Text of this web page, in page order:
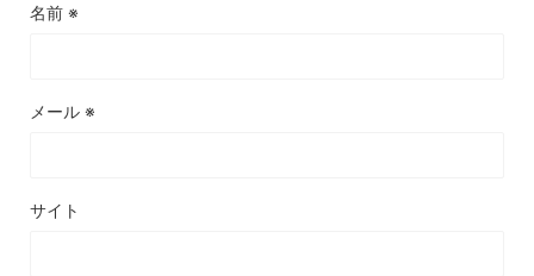
名前 ※
メール ※
サイト